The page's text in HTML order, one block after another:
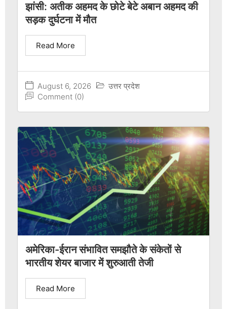
झांसी: अतीक अहमद के छोटे बेटे अबान अहमद की
सड़क दुर्घटना में मौत
August 6, 2026
उत्तर प्रदेश
Comment (0)
Read More
अमेरिका-ईरान संभावित समझौते के संकेतों से
भारतीय शेयर बाजार में शुरुआती तेजी
Read More